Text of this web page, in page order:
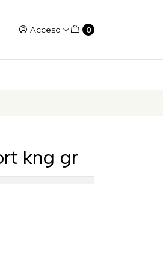
Acceso 0
kng gr